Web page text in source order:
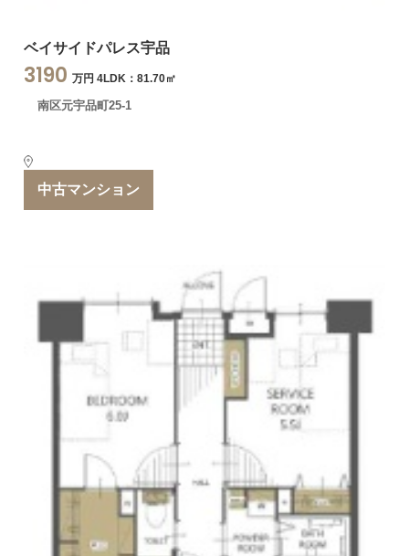
ベイサイドパレス宇品
3190 万円 4LDK：81.70㎡
南区元宇品町25-1
中古マンション